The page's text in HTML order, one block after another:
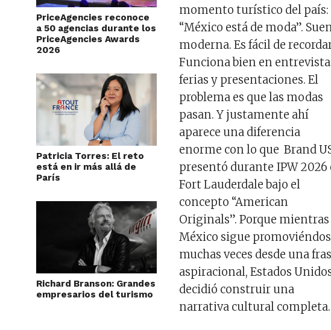
PriceAgencies reconoce
a 50 agencias durante los
PriceAgencies Awards
2026
Patricia Torres: El reto
está en ir más allá de
París
Richard Branson: Grandes
empresarios del turismo
momento turístico del país:
“México está de moda”.
moderna. Es fácil de
Funciona bien en
ferias y presentaciones. El
problema es que las modas
pasan. Y justamente ahí
aparece una diferencia
enorme con lo que Brand
presentó durante IPW 2026
Fort Lauderdale bajo el
concepto “American
Originals”. Porque mientras
México sigue
muchas veces desde una
aspiracional, Estados
decidió construir una
narrativa cultural completa.